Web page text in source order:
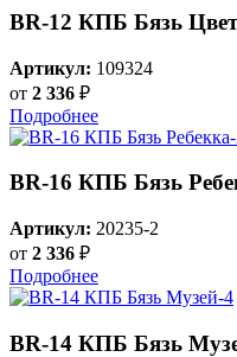
BR-12 КПБ Бязь
Артикул: 109324
от 2 336 ₽
Подробнее
BR-16 КПБ Бязь
Артикул: 20235-2
от 2 336 ₽
Подробнее
BR-14 КПБ Бязь